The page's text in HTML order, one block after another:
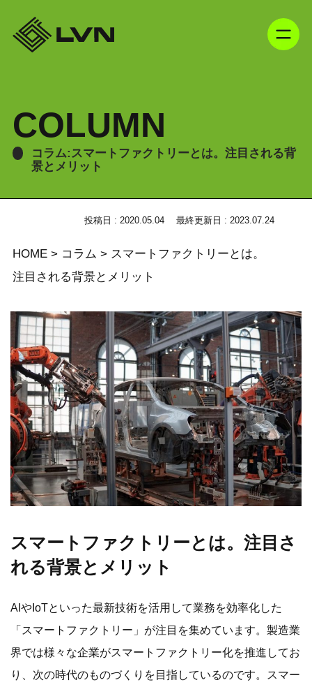
COLUMN
コラム:スマートファクトリーとは。注目される背
景とメリット
投稿日 : 2020.05.04 最終更新日 : 2023.07.24
HOME> コラム > スマートファクトリーとは。
注目される背景とメリット
スマートファクトリーとは。注目さ
れる背景とメリット
AIやIoTといった最新技術を活用して業務を効率化した
「スマートファクトリー」が注目を集めています。製造業
界では様々な企業がスマートファクトリー化を推進してお
り、次の時代のものづくりを目指しているのです。スマー